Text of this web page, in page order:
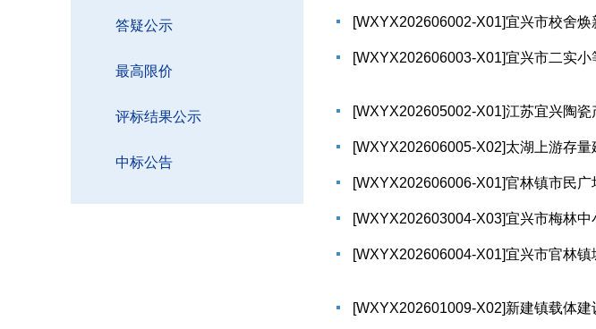
答疑公示
最高限价
评标结果公示
中标公告
[WXYX202606002-X01]宜兴市校舍
[WXYX202606003-X01]宜兴市二实
[WXYX202605002-X01]江苏宜兴陶
[WXYX202606005-X02]太湖上游存
[WXYX202606006-X01]官林镇市民
[WXYX202603004-X03]宜兴市梅林
[WXYX202606004-X01]宜兴市官林
[WXYX202601009-X02]新建镇载体